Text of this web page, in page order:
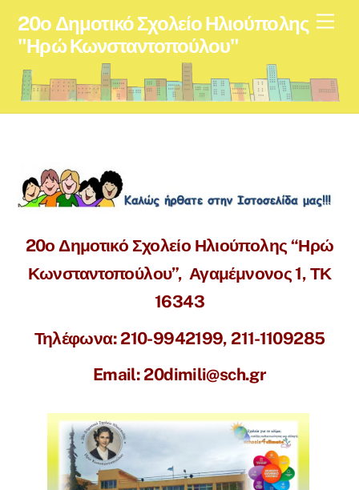
content
20ο Δημοτικό Σχολείο Ηλιούπολης
"Ηρώ Κωνσταντοπούλου"
20ο Δημοτικό Σχολείο Ηλιούπολης “Ηρώ
Κωνσταντοπούλου”, Αγαμέμνονος 1, ΤΚ
16343
Τηλέφωνα: 210-9942199, 211-1109285
Email: 20dimili@sch.gr